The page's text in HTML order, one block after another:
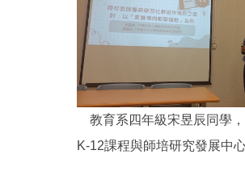
教育系四年級宋昱辰同學
K-12課程與師培研究發展中